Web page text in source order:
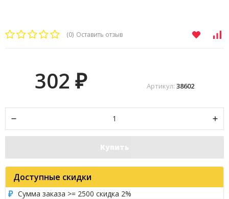
(0) Оставить отзыв
Артикул: 38602
302 ₽
Купить
Доступные скидки
Сумма заказа >= 2500 скидка 2%